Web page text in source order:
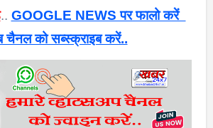
.. GOOGLE NEWS पर फालो करें
चैनल को सब्स्क्राइब करें..